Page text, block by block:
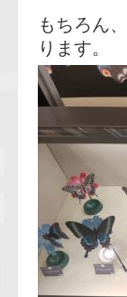
もちろん、
ります。